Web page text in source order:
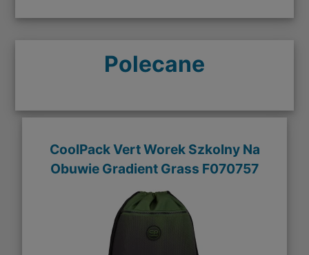
Polecane
CoolPack Vert Worek Szkolny Na
Obuwie Gradient Grass F070757